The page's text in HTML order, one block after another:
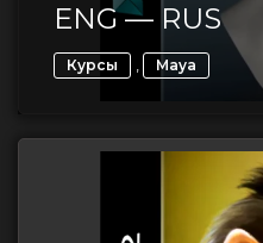
ENG — RUS
Курсы , Maya